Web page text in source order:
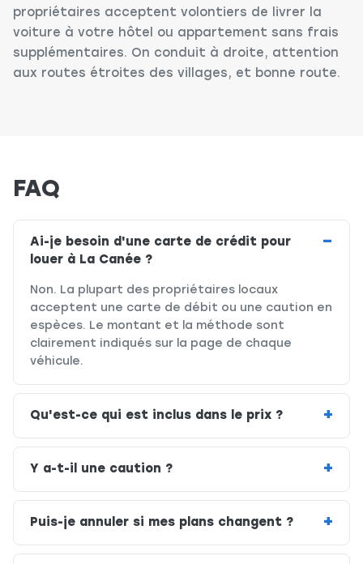
propriétaires acceptent volontiers de livrer la
voiture à votre hôtel ou appartement sans frais
supplémentaires. On conduit à droite, attention
aux routes étroites des villages, et bonne route.
FAQ
Ai-je besoin d'une carte de crédit pour
louer à La Canée ?
Non. La plupart des propriétaires locaux
acceptent une carte de débit ou une caution en
espèces. Le montant et la méthode sont
clairement indiqués sur la page de chaque
véhicule.
Qu'est-ce qui est inclus dans le prix ?
Y a-t-il une caution ?
Puis-je annuler si mes plans changent ?